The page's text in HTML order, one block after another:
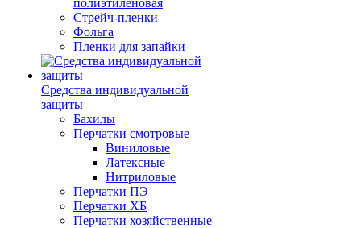
полиэтиленовая
Стрейч-пленки
Фольга
Пленки для запайки
Средства индивидуальной
защиты
Бахилы
Перчатки смотровые
Виниловые
Латексные
Нитриловые
Перчатки ПЭ
Перчатки ХБ
Перчатки хозяйственные